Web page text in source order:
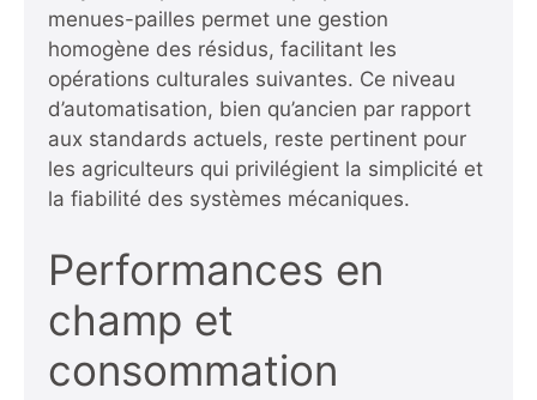
menues-pailles permet une gestion
homogène des résidus, facilitant les
opérations culturales suivantes. Ce niveau
d’automatisation, bien qu’ancien par rapport
aux standards actuels, reste pertinent pour
les agriculteurs qui privilégient la simplicité et
la fiabilité des systèmes mécaniques.
Performances en
champ et
consommation